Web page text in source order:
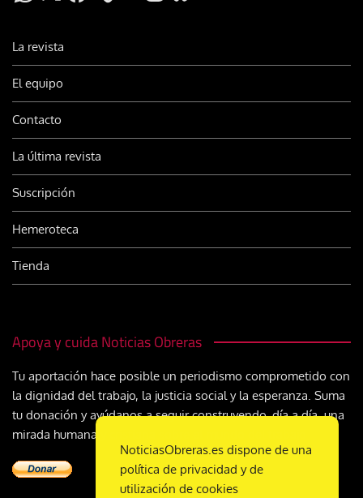
La revista
El equipo
Contacto
La última revista
Suscripción
Hemeroteca
Tienda
Apoya y cuida Noticias Obreras
Tu aportación hace posible un periodismo comprometido con
la dignidad del trabajo, la justicia social y la esperanza. Suma
tu donación y ayúdanos a seguir construyendo, día a día, una
mirada humana y cristiana sobre el mundo del trabajo
NoticiasObreras.es dispone de una
política de privacidad y de
utilización de cookies